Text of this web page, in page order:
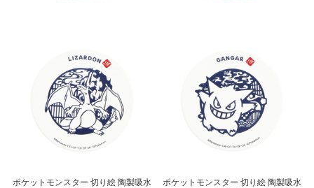
ポケットモンスター 切り絵 陶製吸水
ポケットモンスター 切り絵 陶製吸水